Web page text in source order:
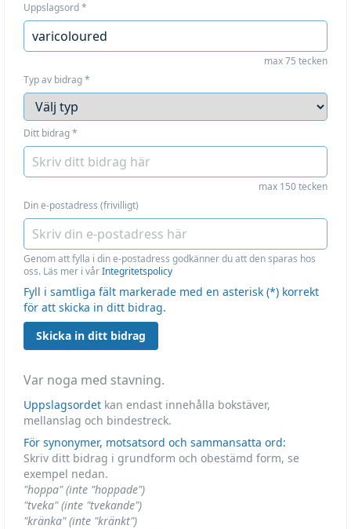
Uppslagsord*
max 75 tecken
Typ av bidrag*
Ditt bidrag*
max 150 tecken
Din e-postadress (frivilligt)
Genom att fylla i din e-postadress godkänner du att den sparas hos
oss. Läs mer i vårIntegritetspolicy
Fyll i samtliga fält markerade med en asterisk (*) korrekt
för att skicka in ditt bidrag.
Skicka in ditt bidrag
Var noga med stavning.
Uppslagsordet kan endast innehålla bokstäver,
mellanslag och bindestreck.
För synonymer, motsatsord och sammansatta ord:
Skriv ditt bidrag i grundform och obestämd form, se
exempel nedan.
"hoppa" (inte "hoppade")
"tveka" (inte "tvekande")
"kränka" (inte "kränkt")